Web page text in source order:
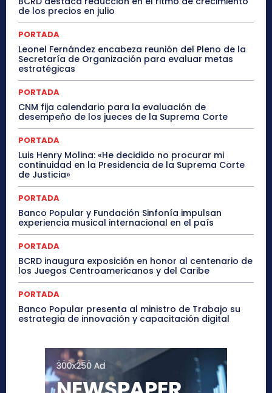
de los precios en julio
PORTADA
Leonel Fernández encabeza reunión del Pleno de la
Secretaría de Organización para evaluar metas
estratégicas
PORTADA
CNM fija calendario para la evaluación de
desempeño de los jueces de la Suprema Corte
PORTADA
Luis Henry Molina: «He decidido no procurar mi
continuidad en la Presidencia de la Suprema Corte
de Justicia»
PORTADA
Banco Popular y Fundación Sinfonía impulsan
experiencia musical internacional en el país
PORTADA
BCRD inaugura exposición en honor al centenario de
los Juegos Centroamericanos y del Caribe
PORTADA
Banco Popular presenta al ministro de Trabajo su
estrategia de innovación y capacitación digital